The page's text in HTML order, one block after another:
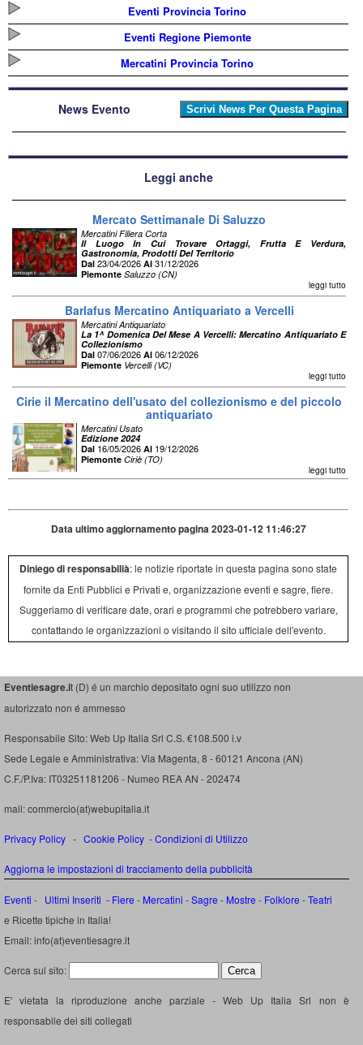
Eventi Provincia Torino
Eventi Regione Piemonte
Mercatini Provincia Torino
News Evento
Leggi anche
Mercato Settimanale Di Saluzzo
Mercatini Filiera Corta
Il Luogo In Cui Trovare Ortaggi, Frutta E Verdura,
Gastronomia, Prodotti Del Territorio
Dal 23/04/2026 Al 31/12/2026
Piemonte Saluzzo (CN)
leggi tutto
Barlafus Mercatino Antiquariato a Vercelli
Mercatini Antiquariato
La 1^ Domenica Del Mese A Vercelli: Mercatino Antiquariato E
Collezionismo
Dal 07/06/2026 Al 06/12/2026
Piemonte Vercelli (VC)
leggi tutto
Cirie il Mercatino dell'usato del collezionismo e del piccolo
antiquariato
Mercatini Usato
Edizione 2024
Dal 16/05/2026 Al 19/12/2026
Piemonte Ciriè (TO)
leggi tutto
Data ultimo aggiornamento pagina 2023-01-12 11:46:27
Diniego di responsabilià: le notizie riportate in questa pagina sono state
fornite da Enti Pubblici e Privati e, organizzazione eventi e sagre, fiere.
Suggeriamo di verificare date, orari e programmi che potrebbero variare,
contattando le organizzazioni o visitando il sito ufficiale dell'evento.
Eventiesagre.it (D) é un marchio depositato ogni suo utilizzo non
autorizzato non é ammesso
Responsabile Sito: Web Up Italia Srl C.S. €108.500 i.v
Sede Legale e Amministrativa: Via Magenta, 8 - 60121 Ancona (AN)
C.F./P.Iva: IT03251181206 - Numeo REA AN - 202474
mail: commercio(at)webupitalia.it
Privacy Policy - Cookie Policy -Condizioni di Utilizzo
Aggiorna le impostazioni di tracciamento della pubblicità
Eventi - Ultimi Inseriti - Fiere - Mercatini -Sagre - Mostre - Folklore -Teatri
e Ricette tipiche in Italia!
Email: info(at)eventiesagre.it
Cerca sul sito:
E' vietata la riproduzione anche parziale - Web Up Italia Srl non è
responsabile dei siti collegati